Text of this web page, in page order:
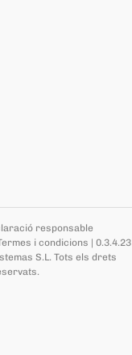
responsable
i condicions | 0.3.4.23
S.L. Tots els drets
.